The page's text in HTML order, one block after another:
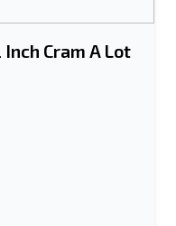
Cram A Lot